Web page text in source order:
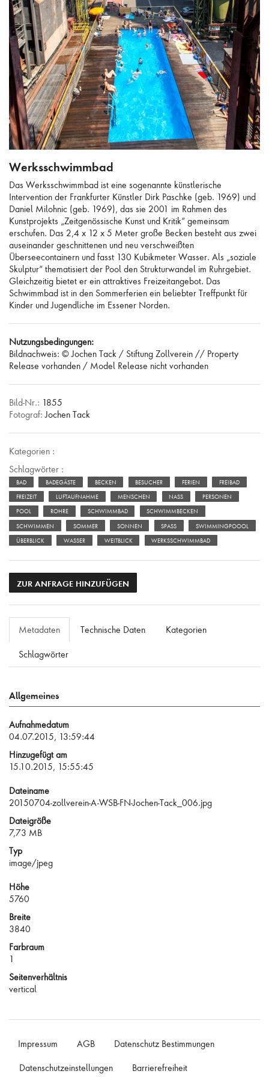
Werksschwimmbad
Das Werksschwimmbad ist eine sogenannte künstlerische
Intervention der Frankfurter Künstler Dirk Paschke (geb. 1969) und
Daniel Milohnic (geb. 1969), das sie 2001 im Rahmen des
Kunstprojekts „Zeitgenössische Kunst und Kritik“ gemeinsam
erschufen. Das 2,4 x 12 x 5 Meter große Becken besteht aus zwei
auseinander geschnittenen und neu verschweißten
Überseecontainern und fasst 130 Kubikmeter Wasser. Als „soziale
Skulptur“ thematisiert der Pool den Strukturwandel im Ruhrgebiet.
Gleichzeitig bietet er ein attraktives Freizeitangebot. Das
Schwimmbad ist in den Sommerferien ein beliebter Treffpunkt für
Kinder und Jugendliche im Essener Norden.
Nutzungsbedingungen:
Bildnachweis: © Jochen Tack / Stiftung Zollverein // Property
Release vorhanden / Model Release nicht vorhanden
Bild-Nr.: 1855
Fotograf: Jochen Tack
Kategorien :
Schlagwörter :
BAD BADEGÄSTE BECKEN BESUCHER FERIEN FREIBAD
FREIZEIT LUFTAUFNAHME MENSCHEN NASS PERSONEN
POOL ROHRE SCHWIMMBAD SCHWIMMBECKEN
SCHWIMMEN SOMMER SONNEN SPASS SWIMMINGPOOOL
ÜBERBLICK WASSER WEITBLICK WERKSSCHWIMMBAD
ZUR ANFRAGE HINZUFÜGEN
Metadaten Technische Daten Kategorien
Schlagwörter
Allgemeines
Aufnahmedatum
04.07.2015, 13:59:44
Hinzugefügt am
15.10.2015, 15:55:45
Dateiname
20150704-zollverein-A-WSB-FN-Jochen-Tack_006.jpg
Dateigröße
7,73 MB
Typ
image/jpeg
Höhe
5760
Breite
3840
Farbraum
1
Seitenverhältnis
vertical
Impressum AGB Datenschutz Bestimmungen
Datenschutzeinstellungen Barrierefreiheit